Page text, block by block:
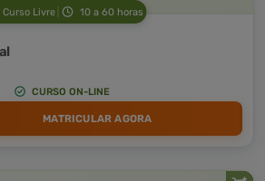
Curso Livre 10 a 60 horas
CURSO ON-LINE
MATRICULAR AGORA